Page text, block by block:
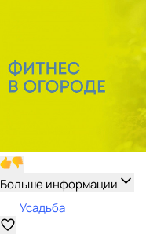
Больше информации
Усадьба